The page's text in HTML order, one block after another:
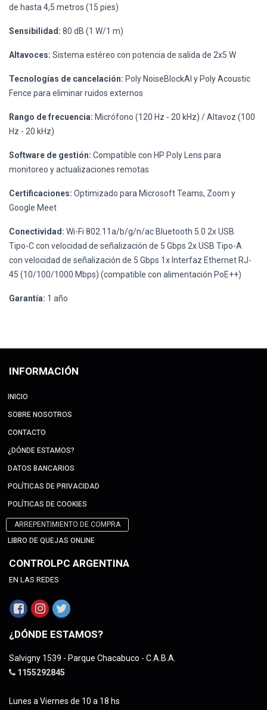
de hasta 4,5 metros (15 pies)
Sensibilidad: 80 dB (1 W/1 m)
Altavoces: Sistema estéreo con potencia de salida de 2x5 W
Tecnologías de cancelación: Poly NoiseBlockAI y Poly Acoustic
Fence para eliminar ruidos externos
Rango de frecuencia: Micrófono (120 Hz - 20 kHz) / Altavoz (100
Hz - 20 kHz)
Software de gestión: Compatible con HP Poly Lens para
monitoreo y actualizaciones remotas
Certificaciones: Optimizado para Microsoft Teams, Zoom y
Google Meet
Conectividad: Wi-Fi 802.11a/b/g/n/ac Bluetooth 5.0 2x USB
Tipo-C con velocidad de señalización de 5 Gbps 2x USB Tipo-A
con velocidad de señalización de 5 Gbps 1x Interfaz Ethernet RJ-
45 (10/100/1000 Mbps) (compatible con alimentación PoE++)
Garantía: 1 año
INFORMACIÓN
INICIO
SOBRE NOSOTROS
CONTACTO
¿DÓNDE ESTAMOS?
DATOS BANCARIOS
POLÍTICAS DE PRIVACIDAD
POLÍTICAS DE COOKIES
ARREPENTIMIENTO DE COMPRA
LIBRO DE QUEJAS ONLINE
CONTROLPC ARGENTINA
EN LAS REDES
¿DÓNDE ESTAMOS?
Salvigny 1539 - Parque Chacabuco - C.A.B.A.
1155292845
Lunes a Viernes de 10 a 18 hs